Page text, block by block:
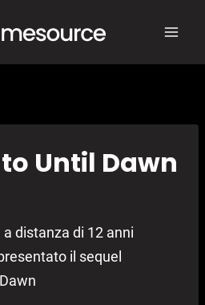
Until Dawn
distanza di 12 anni
il sequel